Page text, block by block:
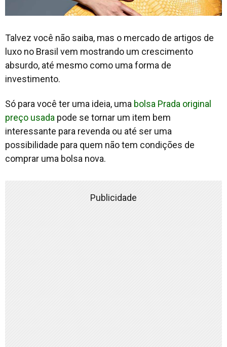
Talvez você não saiba, mas o mercado de artigos de
luxo no Brasil vem mostrando um crescimento
absurdo, até mesmo como uma forma de
investimento.
Só para você ter uma ideia, uma bolsa Prada original
preço usada pode se tornar um item bem
interessante para revenda ou até ser uma
possibilidade para quem não tem condições de
comprar uma bolsa nova.
Publicidade